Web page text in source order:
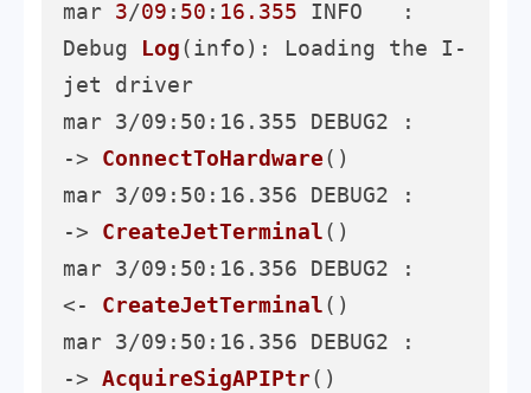
mar 3/09 : 50 : 16.355 INFO   :
Debug Log(info) : Loading the I-
jet driver
mar 3/09:50:16.355 DEBUG2 :
-> ConnectToHardware()
mar 3/09:50:16.356 DEBUG2 :
-> CreateJetTerminal()
mar 3/09:50:16.356 DEBUG2 :
<- CreateJetTerminal()
mar 3/09:50:16.356 DEBUG2 :
-> AcquireSigAPIPtr()